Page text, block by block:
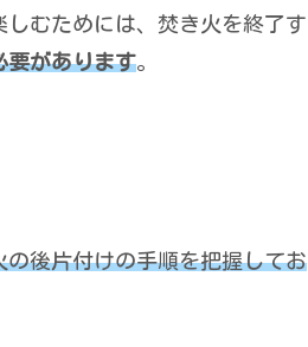
むためには、焚き火を終了す
要があります。
後片付けの手順を把握してお